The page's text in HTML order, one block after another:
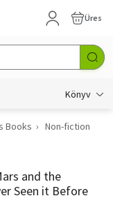
Üres
Könyv
Books
Non-fiction
and the
Seen it Before